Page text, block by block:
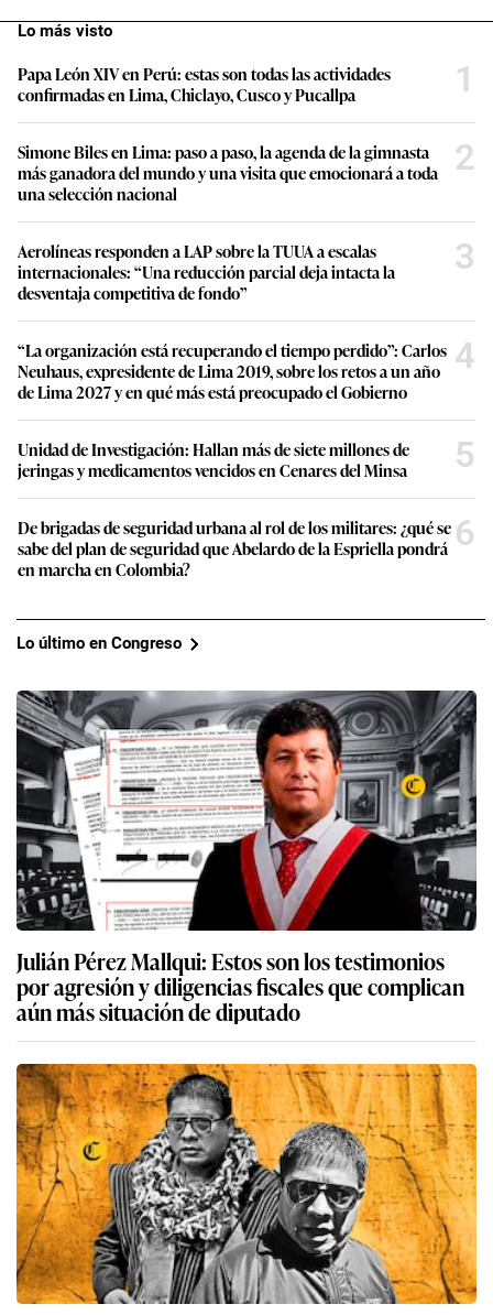
Lo más visto
Papa León XIV en Perú: estas son todas las actividades
confirmadas en Lima, Chiclayo, Cusco y Pucallpa
1
Simone Biles en Lima: paso a paso, la agenda de la gimnasta
más ganadora del mundo y una visita que emocionará a toda
una selección nacional
2
Aerolíneas responden a LAP sobre la TUUA a escalas
internacionales: “Una reducción parcial deja intacta la
desventaja competitiva de fondo”
3
“La organización está recuperando el tiempo perdido”: Carlos
Neuhaus, expresidente de Lima 2019, sobre los retos a un año
de Lima 2027 y en qué más está preocupado el Gobierno
4
Unidad de Investigación: Hallan más de siete millones de
jeringas y medicamentos vencidos en Cenares del Minsa
5
De brigadas de seguridad urbana al rol de los militares: ¿qué se
sabe del plan de seguridad que Abelardo de la Espriella pondrá
en marcha en Colombia?
6
Lo último en Congreso
Julián Pérez Mallqui: Estos son los testimonios
por agresión y diligencias fiscales que complican
aún más situación de diputado